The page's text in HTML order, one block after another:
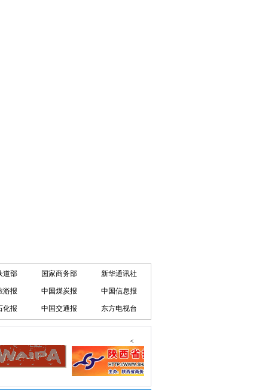
道部 国家商务部 新华通讯社
游报 中国煤炭报 中国信息报
化报 中国交通报 东方电视台